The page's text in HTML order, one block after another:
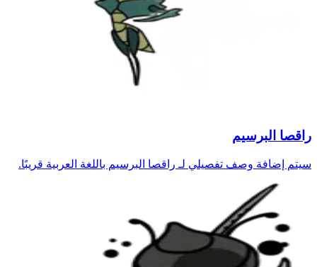
راقصا البرسيم
سيتم إضافة وصف تفصيلي لـ راقصا البرسيم باللغة العربية قريبًا.